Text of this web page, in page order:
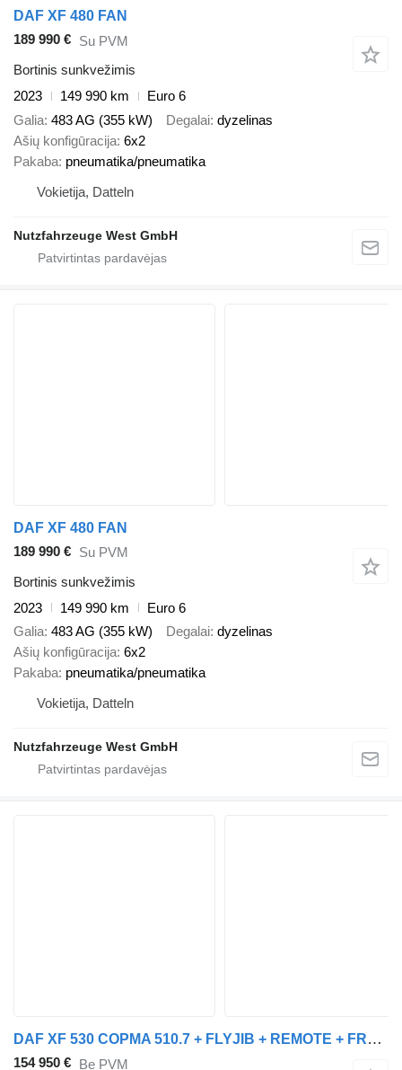
DAF XF 480 FAN
189 990 € Su PVM
Bortinis sunkvežimis
2023
149 990 km
Euro 6
Galia 483 AG (355 kW) Degalai dyzelinas
Ašių konfigūracija 6x2
Pakaba pneumatika/pneumatika
Vokietija, Datteln
Nutzfahrzeuge West GmbH
DAF XF 480 FAN
189 990 € Su PVM
Bortinis sunkvežimis
2023
149 990 km
Euro 6
Galia 483 AG (355 kW) Degalai dyzelinas
Ašių konfigūracija 6x2
Pakaba pneumatika/pneumatika
Vokietija, Datteln
Nutzfahrzeuge West GmbH
DAF XF 530 COPMA 510.7 + FLYJIB + REMOTE + FRONT STAMPS + EXTENDABLE
154 950 € Be PVM